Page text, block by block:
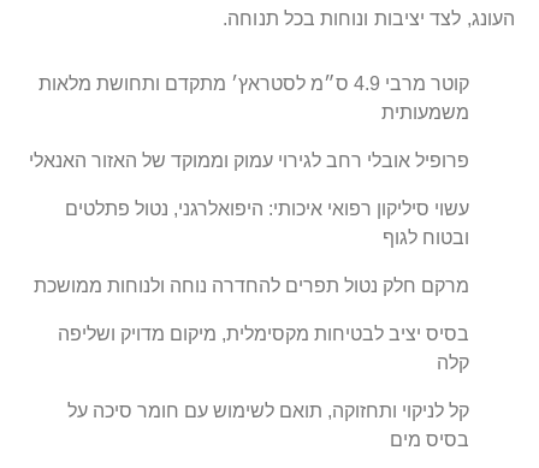
העונג, לצד יציבות ונוחות בכל תנוחה.
קוטר מרבי 4.9 ס״מ לסטראץ׳ מתקדם ותחושת מלאות
משמעותית
פרופיל אובלי רחב לגירוי עמוק וממוקד של האזור האנאלי
עשוי סיליקון רפואי איכותי: היפואלרגני, נטול פתלטים
ובטוח לגוף
מרקם חלק נטול תפרים להחדרה נוחה ולנוחות ממושכת
בסיס יציב לבטיחות מקסימלית, מיקום מדויק ושליפה
קלה
קל לניקוי ותחזוקה, תואם לשימוש עם חומר סיכה על
בסיס מים